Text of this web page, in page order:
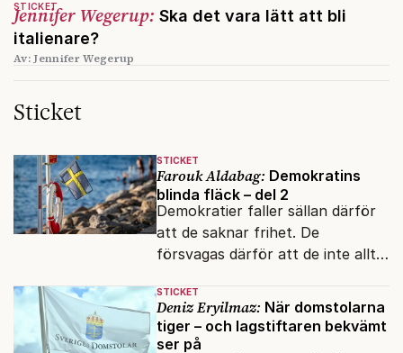
Jennifer Wegerup: Ska det vara lätt att bli
italienare?
STICKET
Av: Jennifer Wegerup
Sticket
STICKET
Farouk Aldabag: Demokratins
blinda fläck – del 2
Demokratier faller sällan därför
att de saknar frihet. De
försvagas därför att de inte alltid
naivitet.
STICKET
Deniz Eryilmaz: När domstolarna
tiger – och lagstiftaren bekvämt
ser på